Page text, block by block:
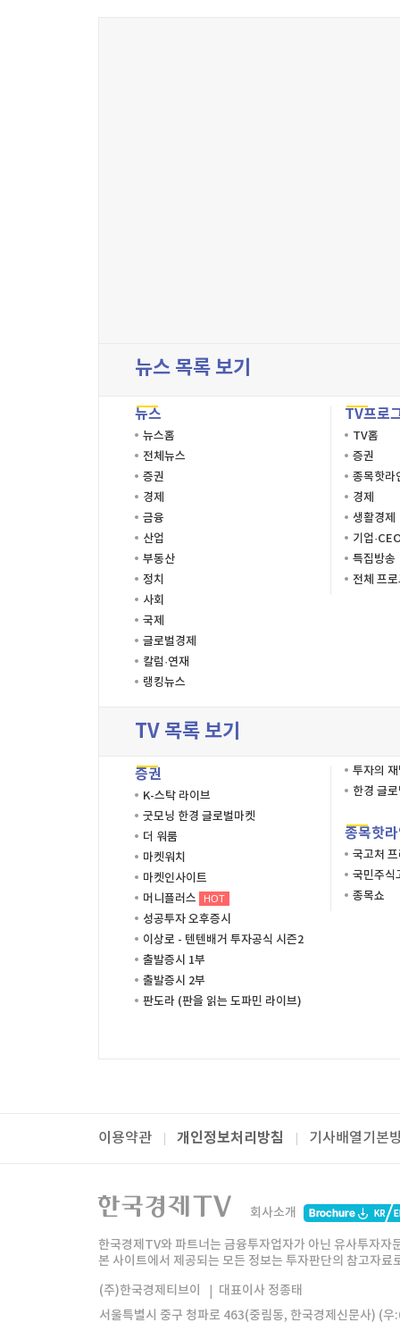
뉴스 목록 보기
뉴스
뉴스홈
전체뉴스
증권
경제
금융
산업
부동산
정치
사회
국제
글로벌경제
칼럼·연재
랭킹뉴스
TV프로
TV홈
증권
종목핫라
경제
생활경제
기업
특집방송
전체 프
TV 목록 보기
증권
K-스탁 라이브
굿모닝 한경 글로벌마켓
더 워룸
마켓워치
마켓인사이트
머니플러스
HOT
성공투자 오후증시
이상로 - 텐텐배거 투자공식 시즌2
출발증시 1부
출발증시 2부
판도라 (판을 읽는 도파민 라이브)
투자의
한경 글
종목핫
국고처
국민주식
종목쇼
이용약관 개인정보처리방침 기사배열기본
패밀리사이트
한국경제TV
한경미디어그룹 한국경제신문 한국경제
모바일앱 한국경제TV앱
회사소개
한국경제TV와 파트너는 금융투자업자가 아닌 유사투자
본 사이트에서 제공되는 모든 정보는 투자판단의 참고자
(주)한국경제티브이
대표이사 정종태
서울특별시 중구 청파로 463(중림동, 한국경제신문사) (